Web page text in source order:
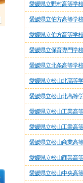
愛媛県立野村高等学
愛媛県立伯方高等学校
愛媛県立伯方高等学
愛媛県立保育専門学校
愛媛県立北条高等学校
愛媛県立松山北高等
愛媛県立松山北高等
愛媛県立松山工業高
愛媛県立松山工業高
愛媛県立松山商業高
愛媛県立松山商業高
愛媛県立松山中央高